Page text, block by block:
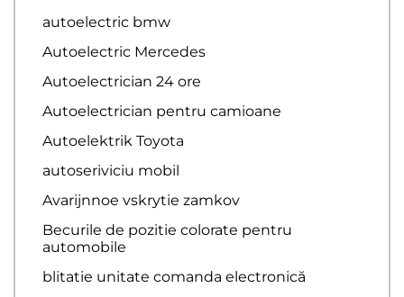
autoelectric bmw
Autoelectric Mercedes
Autoelectrician 24 ore
Autoelectrician pentru camioane
Autoelektrik Toyota
autoseriviciu mobil
Avarijnnoe vskrytie zamkov
Becurile de pozitie colorate pentru
automobile
blitatie unitate comanda electronică